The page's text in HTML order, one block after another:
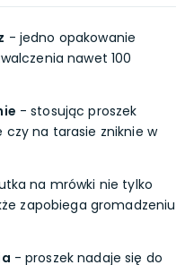
- jedno opakowanie
nawet 100
- stosując proszek
na tarasie zniknie w
na mrówki nie tylko
zapobiega gromadzeniu
- proszek nadaje się do